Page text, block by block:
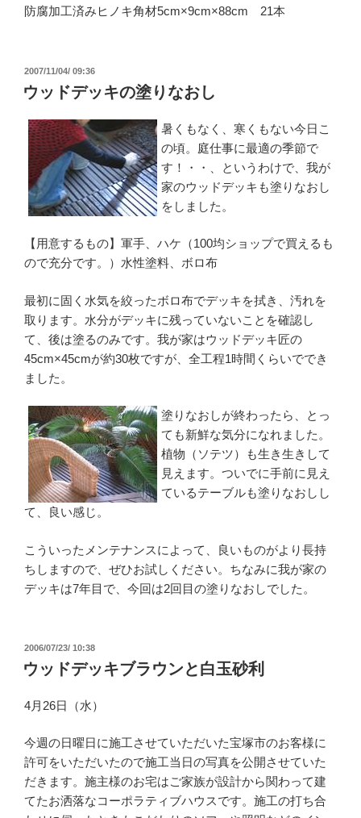
防腐加工済みヒノキ角材5cm×9cm×88cm 21本
投
稿
日:
2007/11/04/ 09:36
ウッドデッキの塗りなおし
暑くもなく、寒くもない今日こ
の頃。庭仕事に最適の季節で
す！・・、というわけで、我が
家のウッドデッキも塗りなおし
をしました。
【用意するもの】軍手、ハケ（100均ショップで買えるも
ので充分です。）水性塗料、ボロ布
最初に固く水気を絞ったボロ布でデッキを拭き、汚れを
取ります。水分がデッキに残っていないことを確認し
て、後は塗るのみです。我が家はウッドデッキ匠の
45cm×45cmが約30枚ですが、全工程1時間くらいででき
ました。
塗りなおしが終わったら、とっ
ても新鮮な気分になれました。
植物（ソテツ）も生き生きして
見えます。ついでに手前に見え
ているテーブルも塗りなおしし
て、良い感じ。
こういったメンテナンスによって、良いものがより長持
ちしますので、ぜひお試しください。ちなみに我が家の
デッキは7年目で、今回は2回目の塗りなおしでした。
投
稿
日:
2006/07/23/ 10:38
ウッドデッキブラウンと白玉砂利
4月26日（水）
今週の日曜日に施工させていただいた宝塚市のお客様に
許可をいただいたので施工当日の写真を公開させていた
だきます。施主様のお宅はご家族が設計から関わって建
てたお洒落なコーポラティブハウスです。施工の打ち合